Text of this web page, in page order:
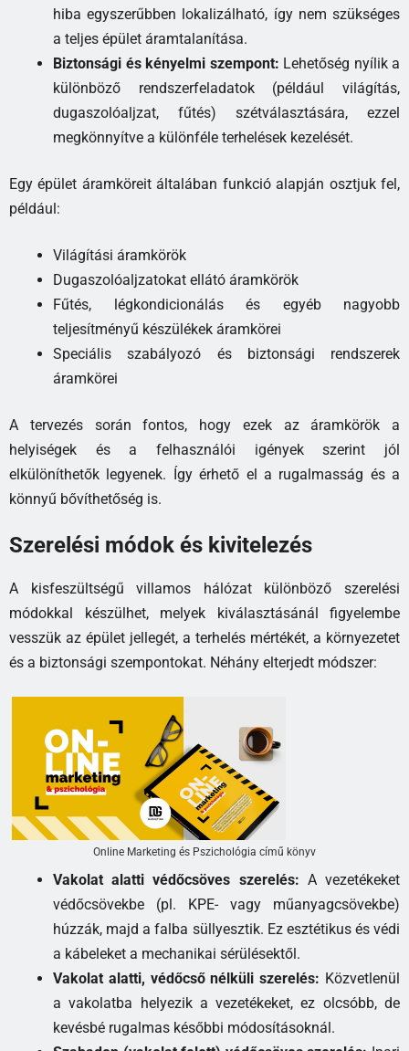
hiba egyszerűbben lokalizálható, így nem szükséges
a teljes épület áramtalanítása.
Biztonsági és kényelmi szempont: Lehetőség nyílik a
különböző rendszerfeladatok (például világítás,
dugaszolóaljzat, fűtés) szétválasztására, ezzel
megkönnyítve a különféle terhelések kezelését.
Egy épület áramköreit általában funkció alapján osztjuk fel,
például:
Világítási áramkörök
Dugaszolóaljzatokat ellátó áramkörök
Fűtés, légkondicionálás és egyéb nagyobb
teljesítményű készülékek áramkörei
Speciális szabályozó és biztonsági rendszerek
áramkörei
A tervezés során fontos, hogy ezek az áramkörök a
helyiségek és a felhasználói igények szerint jól
elkülöníthetők legyenek. Így érhető el a rugalmasság és a
könnyű bővíthetőség is.
Szerelési módok és kivitelezés
A kisfeszültségű villamos hálózat különböző szerelési
módokkal készülhet, melyek kiválasztásánál figyelembe
vesszük az épület jellegét, a terhelés mértékét, a környezetet
és a biztonsági szempontokat. Néhány elterjedt módszer:
Online Marketing és Pszichológia című könyv
Vakolat alatti védőcsöves szerelés: A vezetékeket
védőcsövekbe (pl. KPE- vagy műanyagcsövekbe)
húzzák, majd a falba süllyesztik. Ez esztétikus és védi
a kábeleket a mechanikai sérülésektől.
Vakolat alatti, védőcső nélküli szerelés: Közvetlenül
a vakolatba helyezik a vezetékeket, ez olcsóbb, de
kevésbé rugalmas későbbi módosításoknál.